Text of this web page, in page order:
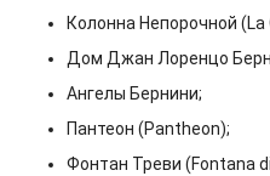
Колонна Непорочной
Дом Джан Лоренцо
Ангелы Бернини;
Пантеон (Pantheon);
Фонтан Треви (Fontana